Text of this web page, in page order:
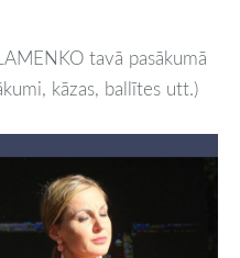
tavā pasākumā
kāzas, ballītes utt.)